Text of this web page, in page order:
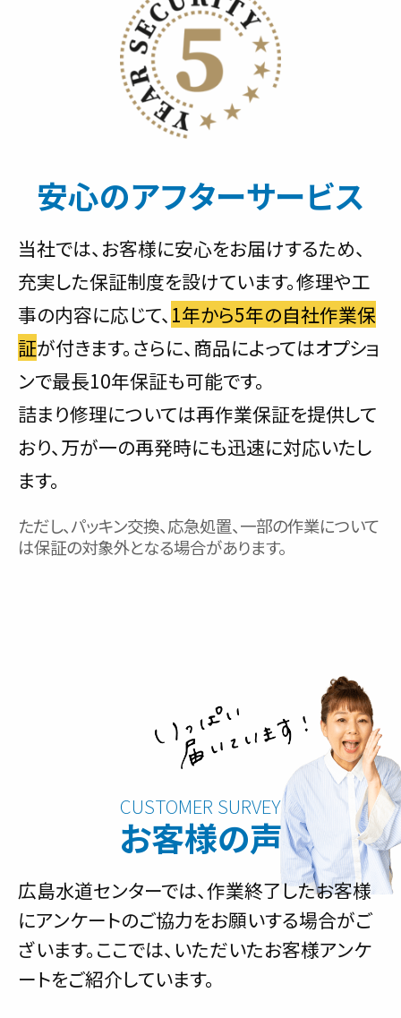
安心のアフターサービス
当社では、お客様に安心をお届けするため、
充実した保証制度を設けています。修理や工
事の内容に応じて、 1年から5年の自社作業保
証が付きます。さらに、商品によってはオプショ
ンで最長10年保証も可能です。
詰まり修理については再作業保証を提供して
おり、万が一の再発時にも迅速に対応いたし
ます。
ただし、パッキン交換、応急処置、一部の作業について
は保証の対象外となる場合があります。
お客様の声
広島水道センターでは、作業終了したお客様
にアンケートのご協力をお願いする場合がご
ざいます。ここでは、いただいたお客様アンケ
ートをご紹介しています。